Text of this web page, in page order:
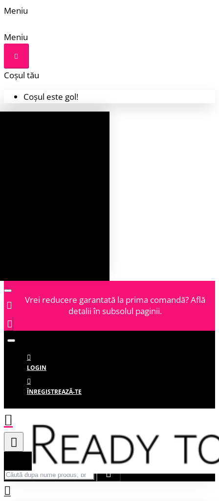
Meniu
Meniu
Coșul tău
Coșul este gol!
Vrei reducere garantată la prima comandă? Află
detalii în subsolul paginii.
LOGIN
ÎNREGISTREAZĂ-TE
Căută după nume produs, brand...